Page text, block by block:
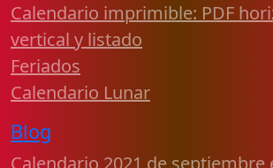
Calendario imprimible: PDF
vertical y listado
Feriados
Calendario Lunar
Blog